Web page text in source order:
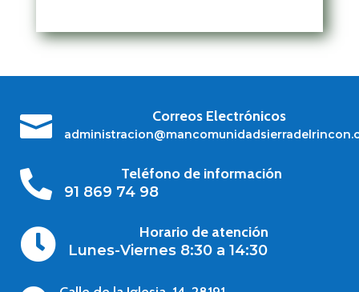
 Correos Electrónicos

Teléfono de información
91 869 74 98

Horario de atención
Lunes-Viernes 8:30 a 14:30